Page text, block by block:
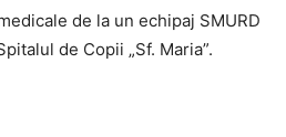
de la un echipaj SMURD
de Copii „Sf. Maria”.